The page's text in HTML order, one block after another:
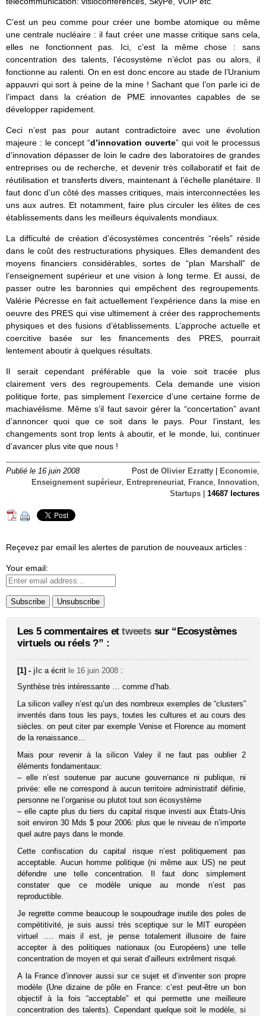
C’est un peu comme pour créer une bombe atomique ou même
une centrale nucléaire : il faut créer une masse critique sans cela,
elles ne fonctionnent pas. Ici, c’est la même chose : sans
concentration des talents, l’écosystème n’éclot pas ou alors, il
fonctionne au ralenti. On en est donc encore au stade de l’Uranium
appauvri qui sort à peine de la mine ! Sachant que l’on parle ici de
l’impact dans la création de PME innovantes capables de se
développer rapidement.
Ceci n’est pas pour autant contradictoire avec une évolution
majeure : le concept “d’innovation ouverte” qui voit le processus
d’innovation dépasser de loin le cadre des laboratoires de grandes
entreprises ou de recherche, et devenir très collaboratif et fait de
réutilisation et transferts divers, maintenant à l’échelle planétaire. Il
faut donc d’un côté des masses critiques, mais interconnectées les
uns aux autres. Et notamment, faire plus circuler les élites de ces
établissements dans les meilleurs équivalents mondiaux.
La difficulté de création d’écosystèmes concentrés “réels” réside
dans le coût des restructurations physiques. Elles demandent des
moyens financiers considérables, sortes de “plan Marshall” de
l’enseignement supérieur et une vision à long terme. Et aussi, de
passer outre les baronnies qui empêchent des regroupements.
Valérie Pécresse en fait actuellement l’expérience dans la mise en
oeuvre des PRES qui vise ultimement à créer des rapprochements
physiques et des fusions d’établissements. L’approche actuelle et
coercitive basée sur les financements des PRES, pourrait
lentement aboutir à quelques résultats.
Il serait cependant préférable que la voie soit tracée plus
clairement vers des regroupements. Cela demande une vision
politique forte, pas simplement l’exercice d’une certaine forme de
machiavélisme. Même s’il faut savoir gérer la “concertation” avant
d’annoncer quoi que ce soit dans le pays. Pour l’instant, les
changements sont trop lents à aboutir, et le monde, lui, continuer
d’avancer plus vite que nous !
Publié le 16 juin 2008 Post de Olivier Ezratty Economie,
Enseignement supérieur, Entrepreneuriat, France, Innovation,
Startups
14687 lectures
Reçevez par email les alertes de parution de nouveaux articles :
Your email:
Les 5 commentaires ettweets sur “Ecosystèmes
virtuels ou réels ?” :
[1] - jlc a écrit le 16 juin 2008 :
Synthèse très intéressante … comme d’hab.
La silicon valley n’est qu’un des nombreux exemples de “clusters”
inventés dans tous les pays, toutes les cultures et au cours des
siècles. on peut citer par exemple Venise et Florence au moment
de la renaissance…
Mais pour revenir à la silicon Valey il ne faut pas oublier 2
éléments fondamentaux:
– elle n’est soutenue par aucune gouvernance ni publique, ni
privée: elle ne correspond à aucun territoire administratif définie,
personne ne l’organise ou plutot tout son écosystème
– elle capte plus du tiers du capital risque investi aux États-Unis
soit environ 30 Mds $ pour 2006: plus que le niveau de n’importe
quel autre pays dans le monde.
Cette confiscation du capital risque n’est politiquement pas
acceptable. Aucun homme politique (ni même aux US) ne peut
défendre une telle concentration. Il faut donc simplement
constater que ce modèle unique au monde n’est pas
reproductible.
Je regrette comme beaucoup le soupoudrage inutile des poles de
compétitivité, je suis aussi très sceptique sur le MIT européen
virtuel …. mais il est, je pense totalement illusoire de faire
accepter à des politiques nationaux (ou Européens) une telle
concentration de moyen et qui serait d’ailleurs extrêment risqué.
A la France d’innover aussi sur ce sujet et d’inventer son propre
modèle (Une dizaine de pôle en France: c’est peut-être un bon
objectif à la fois “acceptable” et qui permette une meilleure
concentration des talents). Cependant quelque soit le modèle, si